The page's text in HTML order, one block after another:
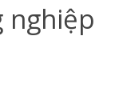
nghiệp